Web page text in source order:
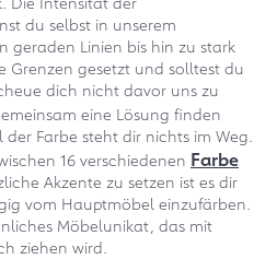
du selbst in unserem
geraden Linien bis hin zu stark
Grenzen gesetzt und solltest du
dich nicht davor uns zu
eine Lösung finden
Farbe steht dir nichts im Weg.
16 verschiedenen Farbe
Akzente zu setzen ist es dir
vom Hauptmöbel einzufärben.
Möbelunikat, das mit
ziehen wird.